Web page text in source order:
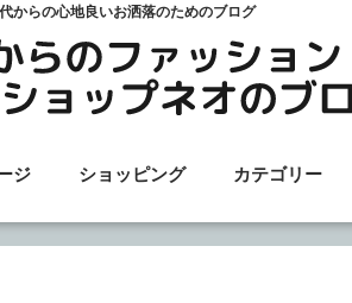
からの心地良いお洒落のためのブログ
ジ ショッピング カテゴリー